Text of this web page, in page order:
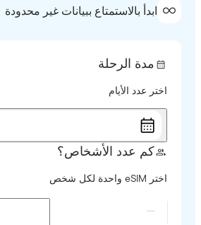
ابدأ بالاستمتاع ببيانات غير محدودة
مدة الرحلة
اختر عدد الأيام
كم عدد الأشخاص؟
اختر eSIM واحدة لكل شخص